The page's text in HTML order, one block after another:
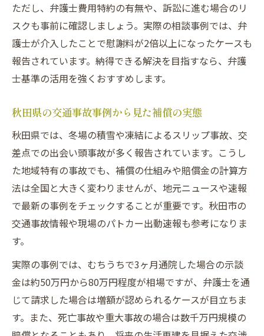
ただし、弁護士費用特約の有無や、訴訟に進む場合のリ
スクも事前に確認しましょう。実際の相談事例では、弁
護士が介入したことで慰謝料が2倍以上になったケースも
報告されています。納得できる解決を目指すなら、弁護
士基準の活用を強くおすすめします。
秋田県の交通事故事例から見た補償の実態
秋田県では、冬場の積雪や凍結によるスリップ事故、交
差点での出会い頭事故が多く報告されています。こうし
た地域特有の事故でも、補償の仕組みや賠償金の計算方
法は全国と大きく変わりませんが、地元ニュースや速報
で最新の事例をチェックすることが重要です。秋田市の
交通事故情報や現場のパトカー出動速報も参考になりま
す。
実際の事例では、むちうちで3ヶ月通院した場合の示談
金は約50万円から80万円程度が相場ですが、弁護士を通
じて請求した場合は増額が認められるケースが目立ちま
す。また、死亡事故や重大事故の場合は数千万円規模の